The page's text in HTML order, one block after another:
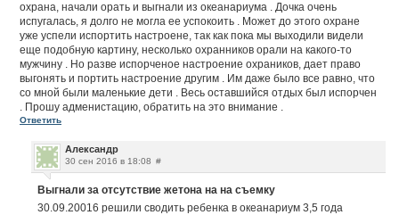
охрана, начали орать и выгнали из океанариума . Дочка очень
испугалась, я долго не могла ее успокоить . Может до этого охране
уже успели испортить настроене, так как пока мы выходили видели
еще подобную картину, несколько охранников орали на какого-то
мужчину . Но разве испорченое настроение охраников, дает право
выгонять и портить настроение другим . Им даже было все равно, что
со мной были маленькие дети . Весь оставшийся отдых был испорчен
. Прошу адменистацию, обратить на это внимание .
Ответить
Александр
30 сен 2016 в 18:08 #
Выгнали за отсутствие жетона на на съемку
30.09.20016 решили сводить ребенка в океанариум 3,5 года